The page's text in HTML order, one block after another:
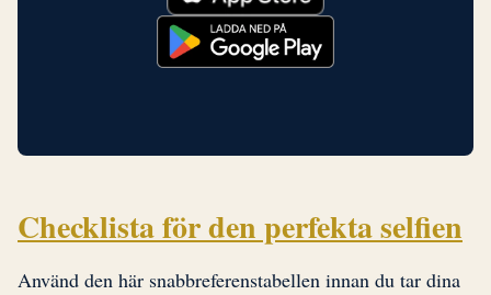
Checklista för den perfekta selfien
Använd den här snabbreferenstabellen innan du tar dina